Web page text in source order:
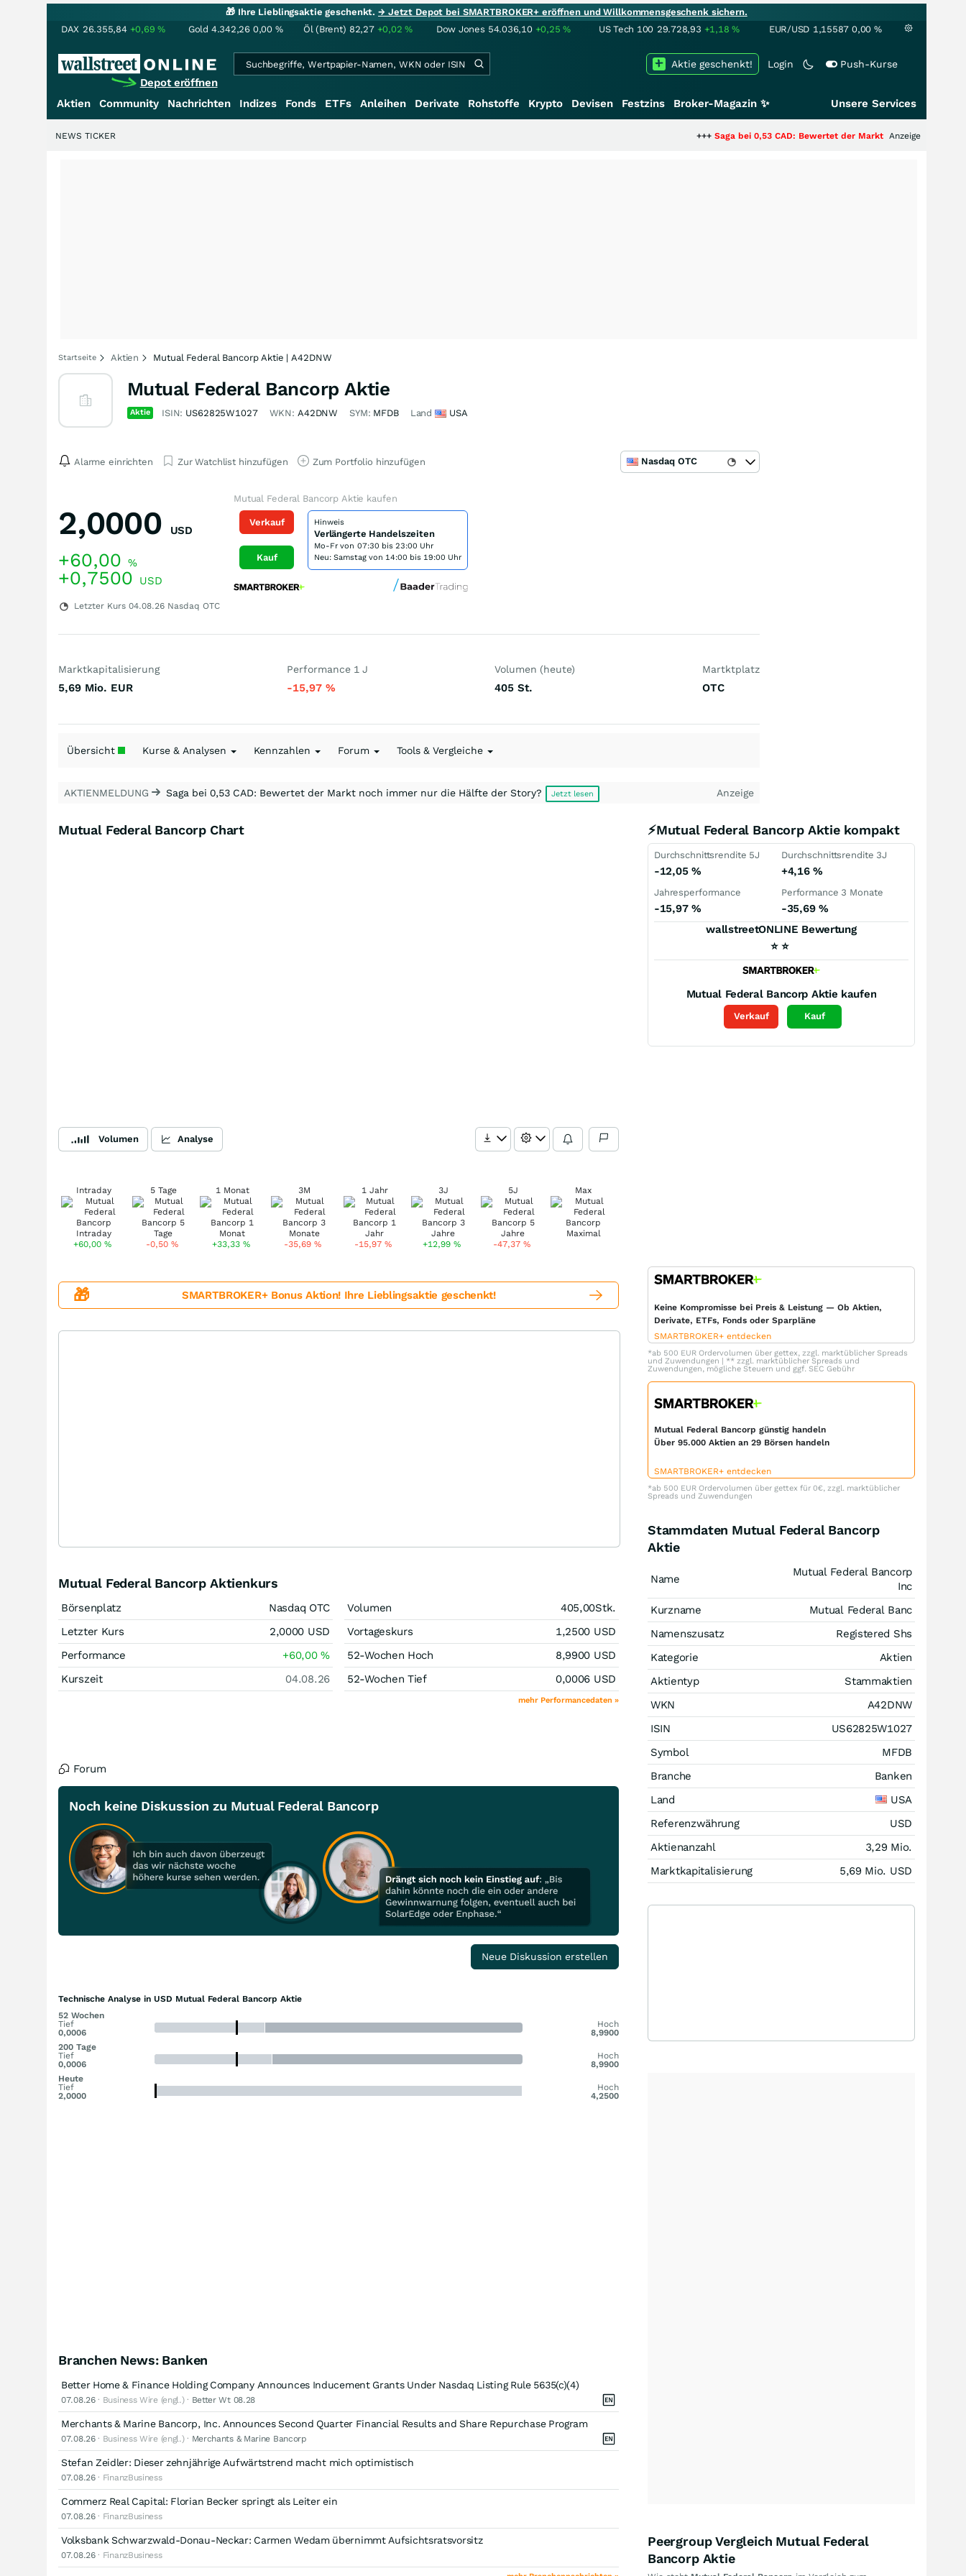
🎁 Ihre Lieblingsaktie geschenkt.→ Jetzt Depot bei SMARTBROKER+ eröffnen und Willkommensgeschenk sichern.
DAX 26.355,84 +0,69% Gold 4.342,26 0,00 % Öl (Brent) 82,27 +0,02% Dow Jones 54.036,10 +0,25% US Tech 100 29.728,93 +1,18% EUR/USD 1,15587 0,00 %
Depot eröffnen
Login Push-Kurse
Aktie geschenkt!
Aktien Community Nachrichten Indizes Fonds ETFs Anleihen Derivate Rohstoffe Krypto Devisen Festzins Broker-Magazin ✨ Unsere Services
Saga bei 0,53 CAD: Bewertet der Markt noch immer nur die Hälfte der
Anzeige
NEWS TICKER
Startseite Aktien Mutual Federal Bancorp Aktie | A42DNW
Mutual Federal Bancorp Aktie
Aktie ISIN: US62825W1027 WKN: A42DNW SYM: MFDB Land USA
Alarme einrichten Zur Watchlist hinzufügen Zum Portfolio hinzufügen Nasdaq OTC
2,0000 USD
+60,00 %
+0,7500 USD
Letzter Kurs 04.08.26 Nasdaq OTC
Mutual Federal Bancorp Aktie kaufen
Verkauf
Kauf
Hinweis
Verlängerte Handelszeiten
Mo-Fr von 07:30 bis 23:00 Uhr
Neu: Samstag von 14:00 bis 19:00 Uhr
Marktkapitalisierung
5,69 Mio. EUR
Performance 1 J
-15,97 %
Volumen (heute)
405 St.
Martktplatz
OTC
Übersicht Kurse & Analysen Kennzahlen Forum Tools & Vergleiche
AKTIENMELDUNG Saga bei 0,53 CAD: Bewertet der Markt noch immer nur die Hälfte der Story? Jetzt lesen Anzeige
Mutual Federal Bancorp Chart
Volumen Analyse
Intraday
+60,00%
5 Tage
-0,50 %
1 Monat
+33,33 %
3M
-35,69%
1 Jahr
-15,97%
3J
+12,99%
5J
-47,37 %
Max
⚡Mutual Federal Bancorp Aktie kompakt
Durchschnittsrendite 5J
-12,05 %
Durchschnittsrendite 3J
+4,16%
Jahresperformance
-15,97 %
Performance 3 Monate
-35,69 %
wallstreetONLINE Bewertung
⭐ ⭐
Mutual Federal Bancorp Aktie kaufen
Verkauf Kauf
🎁 SMARTBROKER+ Bonus Aktion! Ihre Lieblingsaktie geschenkt!
Mutual Federal Bancorp Aktienkurs
Börsenplatz
Nasdaq OTC
Letzter Kurs
2,0000 USD
Performance
+60,00%
Kurszeit
04.08.26
Volumen 405,00Stk.
Vortageskurs
1,2500 USD
52-Wochen Hoch
8,9900 USD
52-Wochen Tief
0,0006 USD
mehr Performancedaten »
Forum
Noch keine Diskussion zu Mutual Federal Bancorp
Neue Diskussion erstellen
Technische Analyse in USD Mutual Federal Bancorp Aktie
52 Wochen
Tief
0,0006
Hoch
8,9900
200 Tage
Tief
0,0006
Hoch
8,9900
Heute
Tief
2,0000
Hoch
4,2500
Branchen News: Banken
Better Home & Finance Holding Company Announces Inducement Grants Under Nasdaq Listing Rule 5635(c)(4)
07.08.26· Business Wire (engl.) · Better Wt 08.28
Merchants & Marine Bancorp, Inc. Announces Second Quarter Financial Results and Share Repurchase Program
07.08.26· Business Wire (engl.) · Merchants & Marine Bancorp
Stefan Zeidler: Dieser zehnjährige Aufwärtstrend macht mich optimistisch
07.08.26· FinanzBusiness
Commerz Real Capital: Florian Becker springt als Leiter ein
07.08.26· FinanzBusiness
Volksbank Schwarzwald-Donau-Neckar: Carmen Wedam übernimmt Aufsichtsratsvorsitz
07.08.26· FinanzBusiness
Keine Kompromisse bei Preis & Leistung — Ob Aktien,
Derivate, ETFs, Fonds oder Sparpläne
SMARTBROKER+ entdecken
*ab 500 EUR Ordervolumen über gettex, zzgl. marktüblicher Spreads
und Zuwendungen | ** zzgl. marktüblicher Spreads und
Zuwendungen, mögliche Steuern und ggf. SEC Gebühr
Mutual Federal Bancorp günstig handeln
Über 95.000 Aktien an 29 Börsen handeln
SMARTBROKER+ entdecken
*ab 500 EUR Ordervolumen über gettex für 0€, zzgl. marktüblicher
Spreads und Zuwendungen
Stammdaten Mutual Federal Bancorp
Aktie
Name
Mutual Federal Bancorp
Inc
Kurzname
Mutual Federal Banc
Namenszusatz
Registered Shs
Kategorie
Aktien
Aktientyp
Stammaktien
WKN
A42DNW
ISIN
US62825W1027
Symbol
MFDB
Branche
Banken
Land
USA
Referenzwährung
USD
Aktienanzahl
3,29 Mio.
Marktkapitalisierung
5,69 Mio. USD
Peergroup Vergleich Mutual Federal
Bancorp Aktie